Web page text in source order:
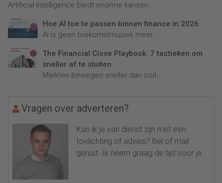
Artificial Intelligence biedt enorme kansen...
Hoe AI toe te passen binnen finance in 2026
AI is geen toekomstmuziek meer...
The Financial Close Playbook: 7 tactieken om
sneller af te sluiten
Markten bewegen sneller dan ooit....
Vragen over adverteren?
Kan ik je van dienst zijn met een
toelichting of advies? Bel of mail
gerust. Ik neem graag de tijd voor je.